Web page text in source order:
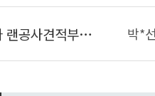
오늘이사했습니다 랜공사견적부탁드려요 박*